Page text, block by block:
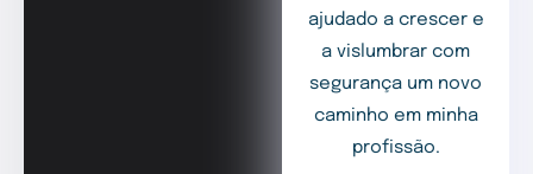
ajudado a crescer e
a vislumbrar com
segurança um novo
caminho em minha
profissão.